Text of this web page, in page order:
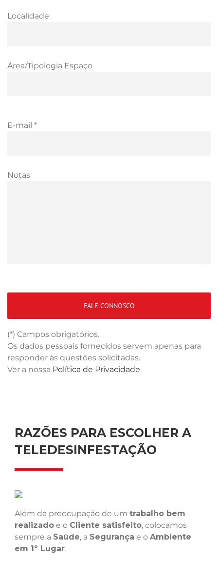
Localidade
Área/Tipologia Espaço
E-mail *
Notas
(*) Campos obrigatórios.
Os dados pessoais fornecidos servem apenas para
responder às questões solicitadas.
Ver a nossa Política de Privacidade
RAZÕES PARA ESCOLHER A
TELEDESINFESTAÇÃO
Além da preocupação de um trabalho bem
realizado e o Cliente satisfeito, colocamos
sempre a Saúde, a Segurança e o Ambiente
em 1º Lugar.